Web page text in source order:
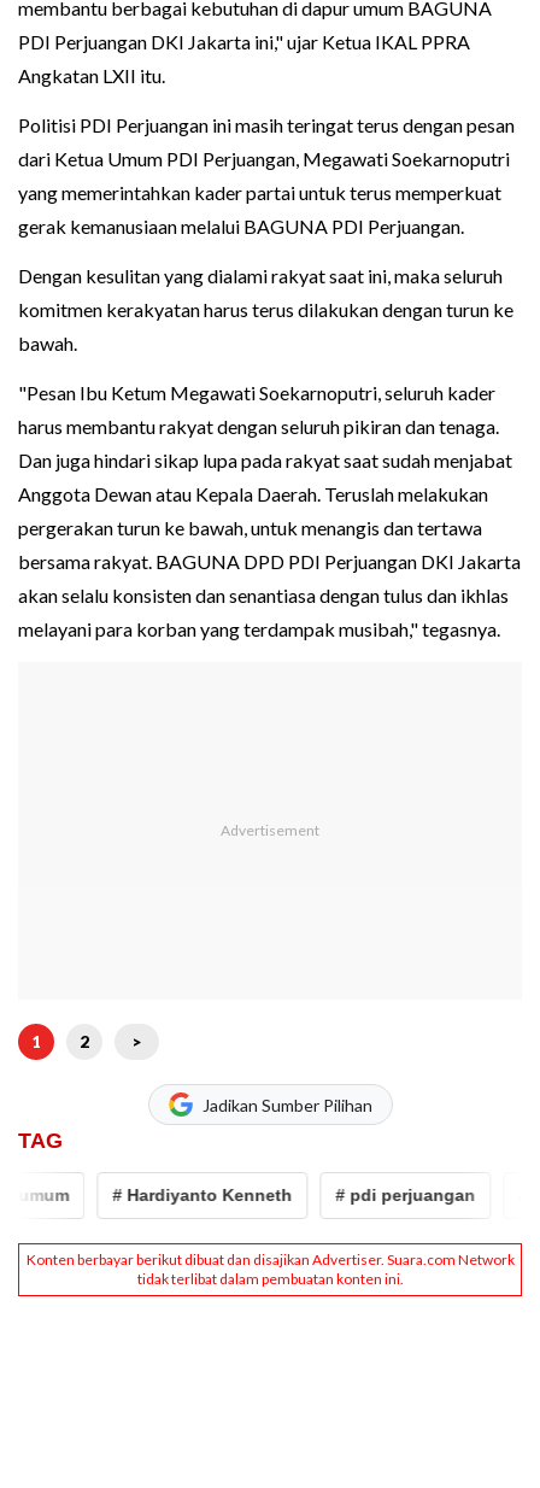
membantu berbagai kebutuhan di dapur umum BAGUNA
PDI Perjuangan DKI Jakarta ini," ujar Ketua IKAL PPRA
Angkatan LXII itu.
Politisi PDI Perjuangan ini masih teringat terus dengan pesan
dari Ketua Umum PDI Perjuangan, Megawati Soekarnoputri
yang memerintahkan kader partai untuk terus memperkuat
gerak kemanusiaan melalui BAGUNA PDI Perjuangan.
Dengan kesulitan yang dialami rakyat saat ini, maka seluruh
komitmen kerakyatan harus terus dilakukan dengan turun ke
bawah.
"Pesan Ibu Ketum Megawati Soekarnoputri, seluruh kader
harus membantu rakyat dengan seluruh pikiran dan tenaga.
Dan juga hindari sikap lupa pada rakyat saat sudah menjabat
Anggota Dewan atau Kepala Daerah. Teruslah melakukan
pergerakan turun ke bawah, untuk menangis dan tertawa
bersama rakyat. BAGUNA DPD PDI Perjuangan DKI Jakarta
akan selalu konsisten dan senantiasa dengan tulus dan ikhlas
melayani para korban yang terdampak musibah," tegasnya.
1 2 >
Jadikan Sumber Pilihan
TAG
# Hardiyanto Kenneth # pdi perjuangan